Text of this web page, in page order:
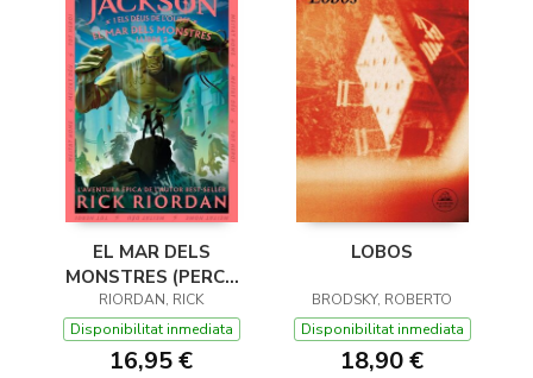
EL MAR DELS
MONSTRES (PERCY
JACKSON I ELS DÉUS
DE L'OLIMP 2)
RIORDAN, RICK
Disponibilitat inmediata
16,95 €
LOBOS
BRODSKY, ROBERTO
Disponibilitat inmediata
18,90 €